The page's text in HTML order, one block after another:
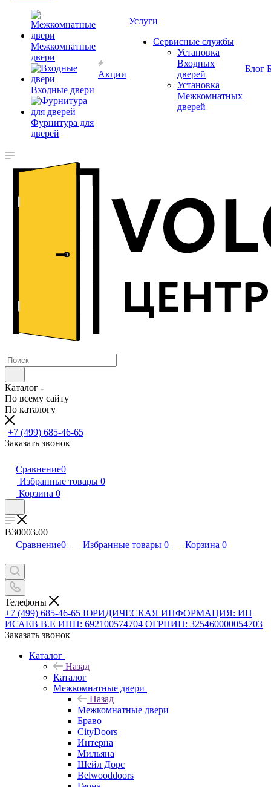
Межкомнатные
двери
Входные двери
Фурнитура для
дверей
Акции
Услуги
Сервисные службы
Установка
Входных
дверей
Установка
Межкомнатных
дверей
Блог
Каталог
По всему сайту
По каталогу
+7 (499) 685-46-65
Заказать звонок
Сравнение0
Избранные товары 0
Корзина 0
B30003.00
Сравнение0 Избранные товары 0 Корзина 0
Телефоны
+7 (499) 685-46-65 ЮРИДИЧЕСКАЯ ИНФОРМАЦИЯ: ИП
ИСАЕВ В.Е ИНН: 692100574704 ОГРНИП: 325460000054703
Заказать звонок
Каталог
Назад
Каталог
Межкомнатные двери
Назад
Межкомнатные двери
Браво
CityDoors
Интерна
Мильяна
Шейл Дорс
Belwooddoors